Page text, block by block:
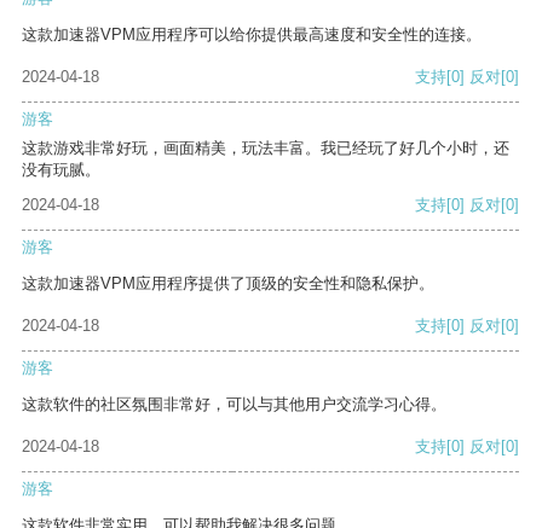
这款加速器VPM应用程序可以给你提供最高速度和安全性的连接。
2024-04-18 支持[0] 反对[0]
游客
这款游戏非常好玩，画面精美，玩法丰富。我已经玩了好几个小时，还
没有玩腻。
2024-04-18
支持[0] 反对[0]
游客
这款加速器VPM应用程序提供了顶级的安全性和隐私保护。
2024-04-18 支持[0] 反对[0]
游客
这款软件的社区氛围非常好，可以与其他用户交流学习心得。
2024-04-18 支持[0] 反对[0]
游客